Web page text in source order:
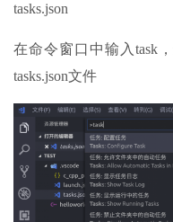
tasks.json
在命令窗口中输入task
tasks.json文件